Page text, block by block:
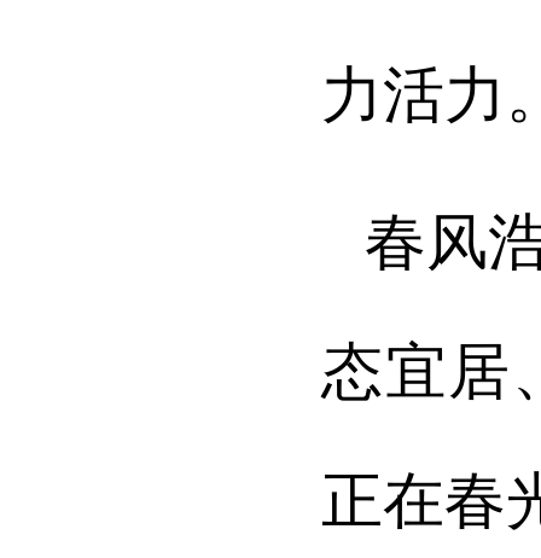
力活力
春风
态宜居
正在春